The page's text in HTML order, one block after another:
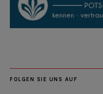
FOLGEN SIE UNS AUF